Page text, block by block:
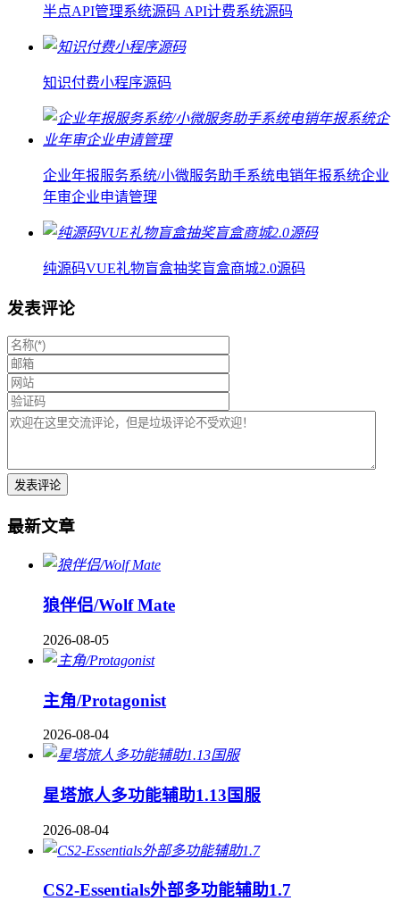
半点API管理系统源码 API计费系统源码
知识付费小程序源码
企业年报服务系统/小微服务助手系统电销年报系统企业
年审企业申请管理
纯源码VUE礼物盲盒抽奖盲盒商城2.0源码
发表评论
最新文章
狼伴侣/Wolf Mate
2026-08-05
主角/Protagonist
2026-08-04
星塔旅人多功能辅助1.13国服
2026-08-04
CS2-Essentials外部多功能辅助1.7